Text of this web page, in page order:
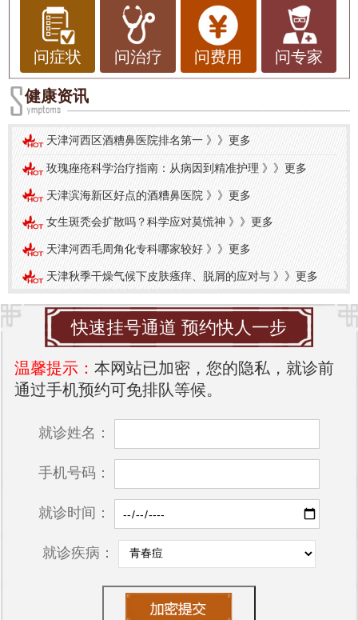
问症状 问治疗 问费用 问专家
健康资讯
天津河西区酒糟鼻医院排名第一 》》更多
玫瑰痤疮科学治疗指南：从病因到精准护理 》》更多
天津滨海新区好点的酒糟鼻医院》》更多
女生斑秃会扩散吗？科学应对莫慌神 》》更多
天津河西毛周角化专科哪家较好 》》更多
天津秋季干燥气候下皮肤瘙痒、脱屑的应对与》》更多
快速挂号通道 预约快人一步
温馨提示： 本网站已加密，您的隐私，就诊前
通过手机预约可免排队等候。
就诊姓名：
手机号码：
就诊时间：
就诊疾病：